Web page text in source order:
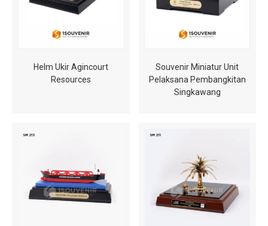
Helm Ukir Agincourt
Resources
Souvenir Miniatur Unit
Pelaksana Pembangkitan
Singkawang